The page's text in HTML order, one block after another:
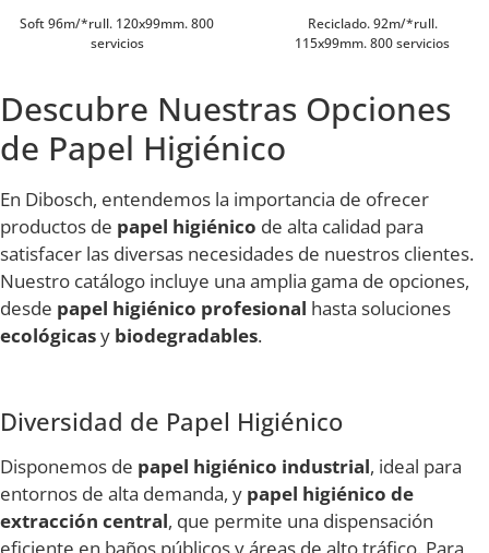
Soft 96m/*rull. 120x99mm. 800
servicios
Reciclado. 92m/*rull.
115x99mm. 800 servicios
Descubre Nuestras Opciones
de Papel Higiénico
En Dibosch, entendemos la importancia de ofrecer
productos de papel higiénico de alta calidad para
satisfacer las diversas necesidades de nuestros clientes.
Nuestro catálogo incluye una amplia gama de opciones,
desde papel higiénico profesional hasta soluciones
ecológicasy biodegradables.
Diversidad de Papel Higiénico
Disponemos de papel higiénico industrial, ideal para
entornos de alta demanda, y papel higiénico de
extracción central, que permite una dispensación